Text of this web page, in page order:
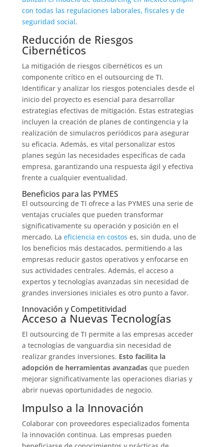
con todas las regulaciones laborales, fiscales y de
seguridad social.
Reducción de Riesgos
Cibernéticos
La mitigación de riesgos cibernéticos es un
componente crítico en el outsourcing de TI.
Identificar y analizar los riesgos potenciales desde el
inicio del proyecto es esencial para desarrollar
estrategias efectivas de mitigación. Estas estrategias
incluyen la creación de planes de contingencia y la
realización de simulacros periódicos para asegurar
su eficacia. Además, es vital personalizar estos
planes según las necesidades específicas de cada
empresa, garantizando una respuesta ágil y efectiva
frente a cualquier eventualidad.
Beneficios para las PYMES
El outsourcing de TI ofrece a las PYMES una serie de
ventajas cruciales que pueden transformar
significativamente su operación y posición en el
mercado. La eficiencia en costos es, sin duda, uno de
los beneficios más destacados, permitiendo a las
empresas reducir gastos operativos y enfocarse en
sus actividades centrales. Además, el acceso a
expertos y tecnologías avanzadas sin necesidad de
grandes inversiones iniciales es otro punto a favor.
Innovación y Competitividad
Acceso a Nuevas Tecnologías
El outsourcing de TI permite a las empresas acceder
a tecnologías de vanguardia sin necesidad de
realizar grandes inversiones. Esto facilita la
adopción de herramientas avanzadasque pueden
mejorar significativamente las operaciones diarias y
abrir nuevas oportunidades de negocio.
Impulso a la Innovación
Colaborar con proveedores especializados fomenta
la innovación continua. Las empresas pueden